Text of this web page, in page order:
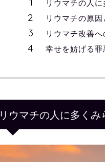
リウマチの人
リウマチの原
リウマチ改善
幸せを妨げる
リウマチの人に多く